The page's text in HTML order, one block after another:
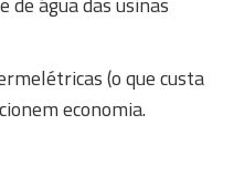
(o que custa
economia.